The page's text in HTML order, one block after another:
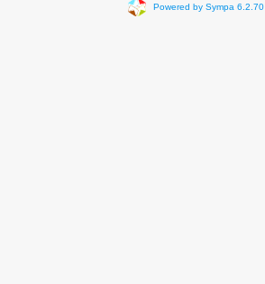
Powered by Sympa 6.2.70